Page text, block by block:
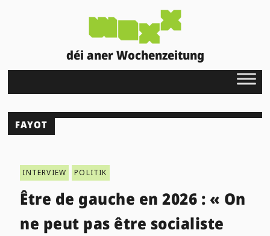
déi aner Wochenzeitung
FAYOT
INTERVIEW POLITIK
Être de gauche en 2026 : « On
ne peut pas être socialiste